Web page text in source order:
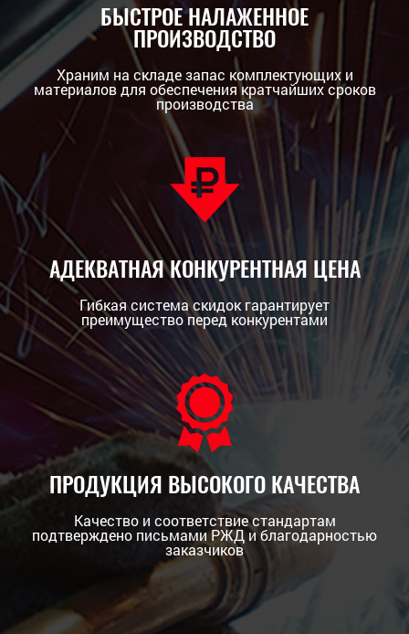
БЫСТРОЕ НАЛАЖЕННОЕ
ПРОИЗВОДСТВО
Храним на складе запас комплектующих и
материалов для обеспечения кратчайших сроков
производства
АДЕКВАТНАЯ КОНКУРЕНТНАЯ ЦЕНА
Гибкая система скидок гарантирует
преимущество перед конкурентами
ПРОДУКЦИЯ ВЫСОКОГО КАЧЕСТВА
Качество и соответствие стандартам
подтверждено письмами РЖД и благодарностью
заказчиков